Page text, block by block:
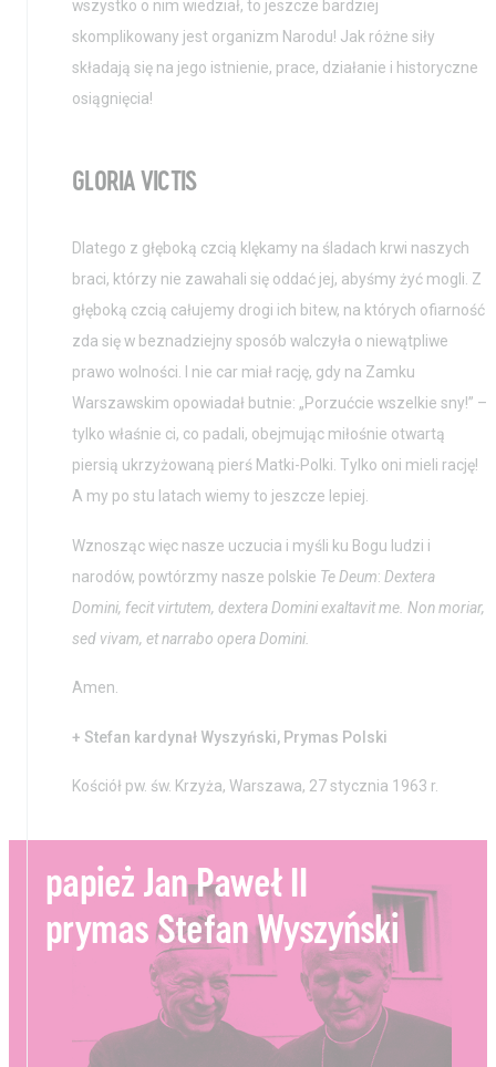
wszystko o nim wiedział, to jeszcze bardziej
skomplikowany jest organizm Narodu! Jak różne siły
składają się na jego istnienie, prace, działanie i historyczne
osiągnięcia!
GLORIA VICTIS
Dlatego z głęboką czcią klękamy na śladach krwi naszych
braci, którzy nie zawahali się oddać jej, abyśmy żyć mogli. Z
głęboką czcią całujemy drogi ich bitew, na których ofiarność
zda się w beznadziejny sposób walczyła o niewątpliwe
prawo wolności. I nie car miał rację, gdy na Zamku
Warszawskim opowiadał butnie: „Porzućcie wszelkie sny!” –
tylko właśnie ci, co padali, obejmując miłośnie otwartą
piersią ukrzyżowaną pierś Matki-Polki. Tylko oni mieli rację!
A my po stu latach wiemy to jeszcze lepiej.
Wznosząc więc nasze uczucia i myśli ku Bogu ludzi i
narodów, powtórzmy nasze polskie Te Deum: Dextera
Domini, fecit virtutem, dextera Domini exaltavit me. Non moriar,
sed vivam, et narrabo opera Domini.
Amen.
+ Stefan kardynał Wyszyński, Prymas Polski
Kościół pw. św. Krzyża, Warszawa, 27 stycznia 1963 r.
papież Jan Paweł II
prymas Stefan Wyszyński